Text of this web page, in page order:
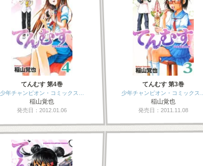
てんむす 第4巻
少年チャンピオン・コミックス…
稲山覚也
発売日：2012.01.06
てんむす 第3巻
少年チャンピオン・コミックス…
稲山覚也
発売日：2011.11.08